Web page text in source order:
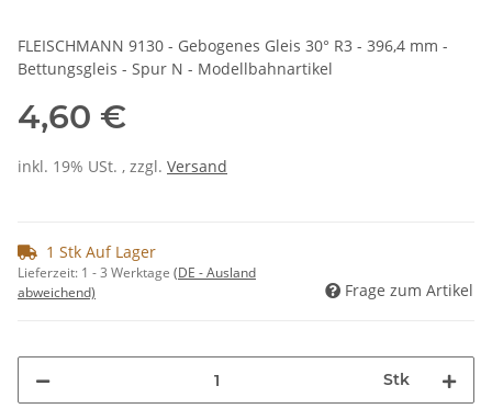
FLEISCHMANN 9130 - Gebogenes Gleis 30° R3 - 396,4 mm -
Bettungsgleis - Spur N - Modellbahnartikel
4,60 €
inkl. 19% USt. , zzgl. Versand
1 Stk Auf Lager
Lieferzeit: 1 - 3 Werktage (DE - Ausland
abweichend)
Frage zum Artikel
Stk